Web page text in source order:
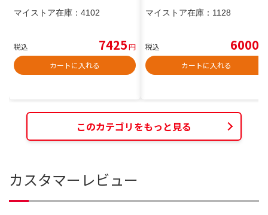
マイストア在庫： 4102
税込 7425円
カートに入れる
マイストア在庫： 1128
税込 6000
カートに入れる
このカテゴリをもっと見る
カスタマーレビュー